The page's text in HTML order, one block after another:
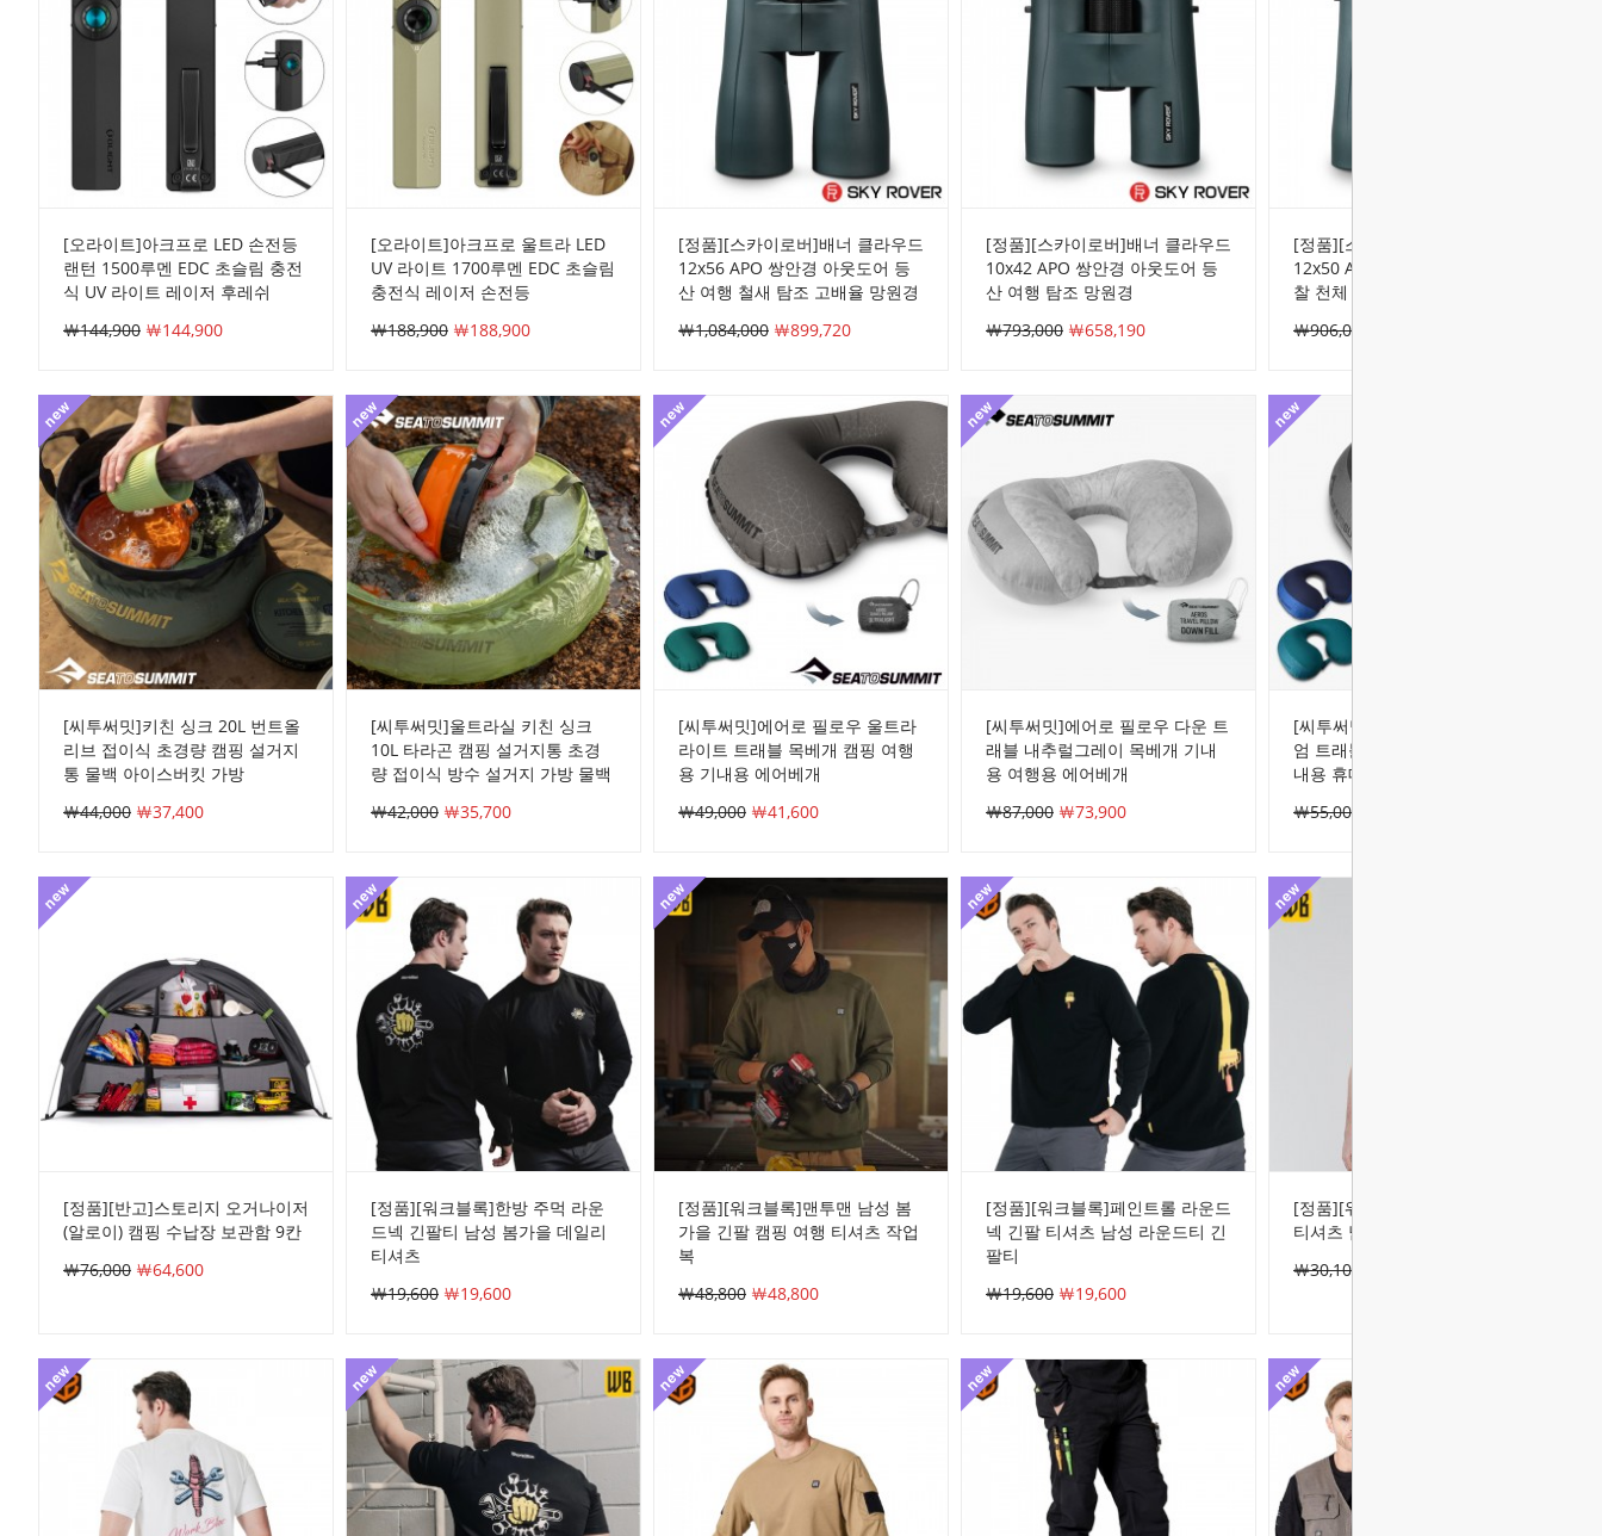
[오라이트]아크프로 LED 손전등
랜턴 1500루멘 EDC 초슬림 충전
식 UV 라이트 레이저 후레쉬
￦144,900 ￦144,900
[오라이트]아크프로 울트라 LED
UV 라이트 1700루멘 EDC 초슬림
충전식 레이저 손전등
￦188,900 ￦188,900
[정품][스카이로버]배너 클라우드
12x56 APO 쌍안경 아웃도어 등
산 여행 철새 탐조 고배율 망원경
￦1,084,000 ￦899,720
[정품][스카이로버]배너 클라우드
10x42 APO 쌍안경 아웃도어 등
산 여행 탐조 망원경
￦793,000 ￦658,190
[정품][스카이로버]배너 클라우드
12x50 APO 쌍안경 탐조 철새 관
찰 천체 관측 고배율 망원경
￦906,000
[씨투써밋]키친 싱크 20L 번트올
리브 접이식 초경량 캠핑 설거지
통 물백 아이스버킷 가방
￦44,000 ￦37,400
[씨투써밋]울트라실 키친 싱크
10L 타라곤 캠핑 설거지통 초경
량 접이식 방수 설거지 가방 물백
￦42,000 ￦35,700
[씨투써밋]에어로 필로우 울트라
라이트 트래블 목베개 캠핑 여행
용 기내용 에어베개
￦49,000 ￦41,600
[씨투써밋]에어로 필로우 다운 트
래블 내추럴그레이 목베개 기내
용 여행용 에어베개
￦87,000 ￦73,900
[씨투써밋]에어로 필로우 프리미
엄 트래블 목베개 캠핑 여행용 기
내용 휴대용 베개
￦55,000
[정품][반고]스토리지 오거나이저
(알로이) 캠핑 수납장 보관함 9칸
￦76,000 ￦64,600
[정품][워크블록]한방 주먹 라운
드넥 긴팔티 남성 봄가을 데일리
티셔츠
￦19,600 ￦19,600
[정품][워크블록]맨투맨 남성 봄
가을 긴팔 캠핑 여행 티셔츠 작업
복
￦48,800 ￦48,800
[정품][워크블록]페인트롤 라운드
넥 긴팔 티셔츠 남성 라운드티 긴
팔티
￦19,600 ￦19,600
[정품][워크블록]포켓 소매 반팔
티셔츠 남성 기본 베이직 반팔티
￦30,100